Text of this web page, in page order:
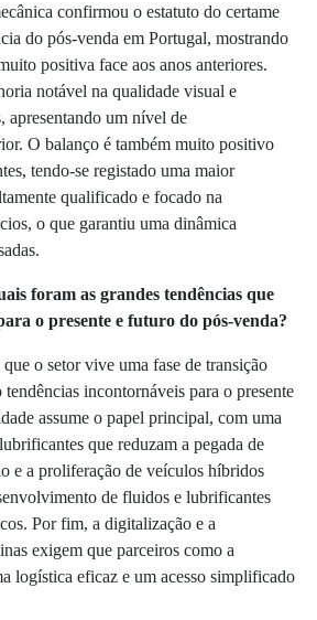
confirmou o estatuto do certame
do pós-venda em Portugal, mostrando
positiva face aos anos anteriores.
notável na qualidade visual e
apresentando um nível de
O balanço é também muito positivo
tendo-se registado uma maior
qualificado e focado na
o que garantiu uma dinâmica
foram as grandes tendências que
o presente e futuro do pós-venda?
o setor vive uma fase de transição
tendências incontornáveis para o presente
assume o papel principal, com uma
que reduzam a pegada de
e a proliferação de veículos híbridos
de fluidos e lubrificantes
Por fim, a digitalização e a
exigem que parceiros como a
logística eficaz e um acesso simplificado